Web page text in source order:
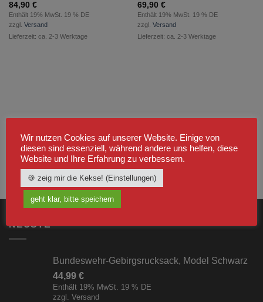
84,90 €
Enthält 19% MwSt. 19 % DE
zzgl. Versand
Lieferzeit: ca. 2-3 Werktage
69,90 €
Enthält 19% MwSt. 19 % DE
zzgl. Versand
Lieferzeit: ca. 2-3 Werktage
NEUSTE
Bundeswehr-Gebirgsrucksack, Model Schwarz
44,99 €
Enthält 19% MwSt. 19 % DE
zzgl. Versand
Wir nutzen Cookies auf unserer Website. Einige von
diesen sind essenziell, während andere uns helfen, diese
Website und Ihre Erfahrung zu verbessern.
🍪 zeig mir die Kekse! (Einstellungen)
geht klar, bitte speichern